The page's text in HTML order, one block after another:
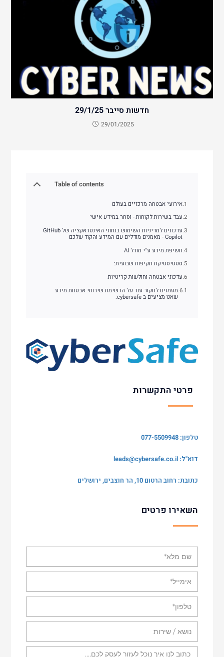
חדשות סייבר 29/1/25
29/01/2025
Table of contents
אירועי אבטחה מרכזיים בעולם
עבד בשירות לקוחות - וסחר במידע אישי
עדכונים למדיניות השימוש בנתוני האינטראקציה של GitHub
Copilot - מאמנים מודלים עם המידע והקוד שלכם
חשיפת מידע ע"י מודל AI
סטטיסטיקת תקיפות שבועית:
עדכוני אבטחה וחולשות קריטיות
מוזמנים לחקור עוד על הרשימת שירותי אבטחת מידע
שאנו מציעים ב cybersafe:
פרטי התקשרות
טלפון: 077-5509948
דוא"ל:leads@cybersafe.co.il
כתובת: רחוב הרטום 10, הר חוצבים, ירושלים
השאירו פרטים